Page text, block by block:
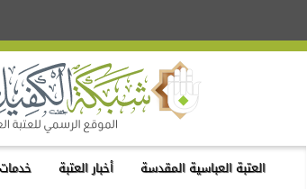
العتبة العباسية المقدسة أخبار العتبة خدمات